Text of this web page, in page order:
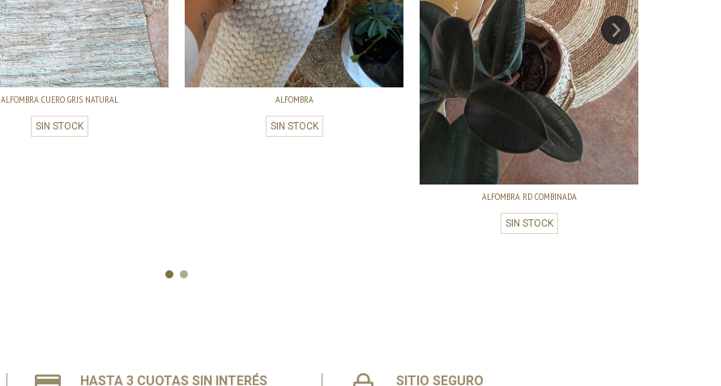
ALFOMBRA CUERO GRIS NATURAL
SIN STOCK
ALFOMBRA
SIN STOCK
ALFOMBRA RD COMBINADA
SIN STOCK
HASTA 3 CUOTAS SIN INTERÉS SITIO SEGURO